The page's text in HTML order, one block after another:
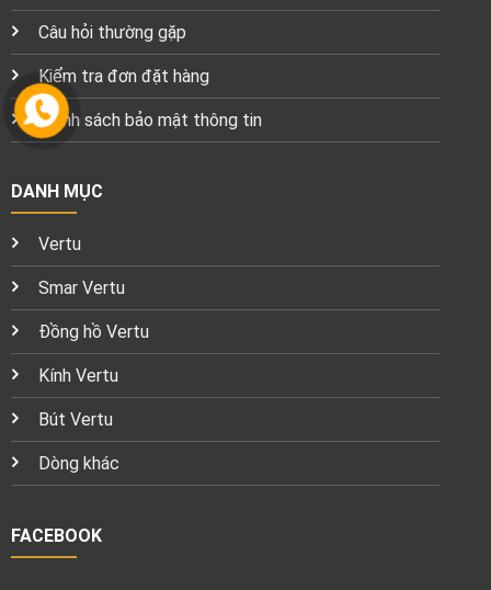
Câu hỏi thường gặp
Kiểm tra đơn đặt hàng
Chính sách bảo mật thông tin
DANH MỤC
Vertu
Smar Vertu
Đồng hồ Vertu
Kính Vertu
Bút Vertu
Dòng khác
FACEBOOK